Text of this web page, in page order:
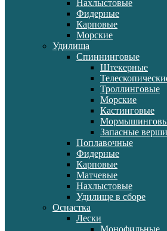
Нахлыстовые
Фидерные
Карповые
Морские
Удилища
Спиннинговые
Штекерные
Троллинговые
Морские
Кастинговые
Запасные
Поплавочные
Фидерные
Карповые
Матчевые
Нахлыстовые
Удилище в сборе
Оснастка
Лески
Монофильные